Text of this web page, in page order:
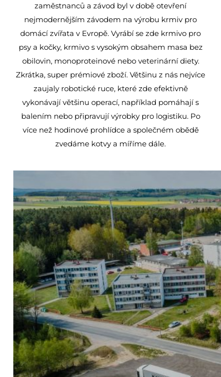
zaměstnanců a závod byl v době otevření
nejmodernějším závodem na výrobu krmiv pro
domácí zvířata v Evropě. Vyrábí se zde krmivo pro
psy a kočky, krmivo s vysokým obsahem masa bez
obilovin, monoproteinové nebo veterinární diety.
Zkrátka, super prémiové zboží. Většinu z nás nejvíce
zaujaly robotické ruce, které zde efektivně
vykonávají většinu operací, například pomáhají s
balením nebo připravují výrobky pro logistiku. Po
více než hodinové prohlídce a společném obědě
zvedáme kotvy a míříme dále.